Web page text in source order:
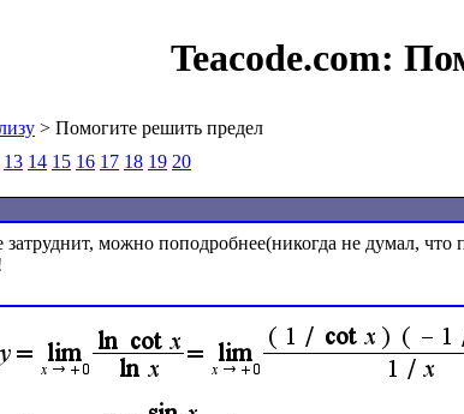
Teacode.com:
> Помогите решить предел
13 14 15 16 17 18 19 20
затруднит, можно поподробнее(никогда не думал,